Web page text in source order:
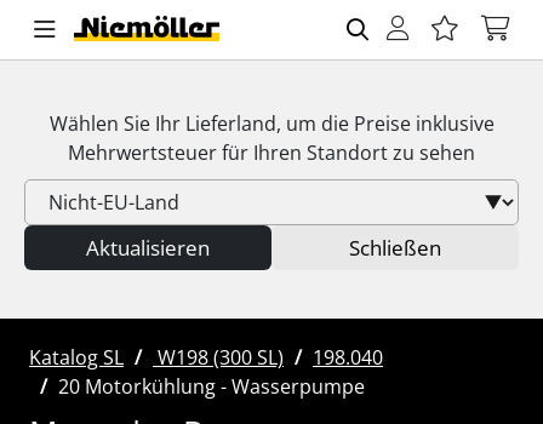
Wählen Sie Ihr Lieferland, um die Preise inklusive
Mehrwertsteuerfür Ihren Standort zu sehen
Aktualisieren Schließen
Katalog SL W198 (300 SL)
198.040
20 Motorkühlung - Wasserpumpe